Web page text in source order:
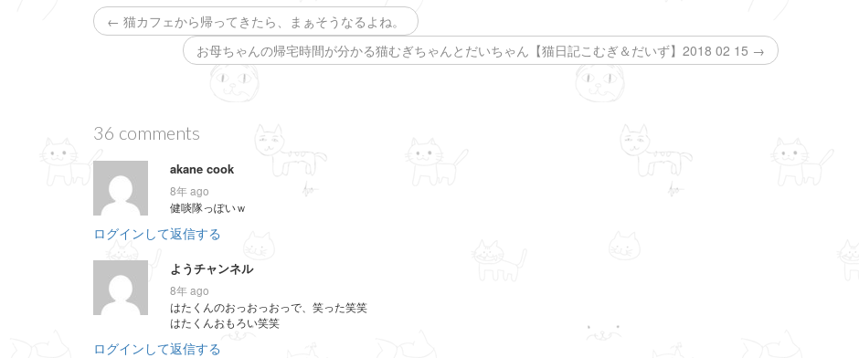
す
)
ウ
ィ
ン
す
)
← 猫カフェから帰ってきたら、まぁそうなるよね。
お母ちゃんの帰宅時間が分かる猫むぎちゃんとだいちゃん【猫日記こむぎ＆だいず】2018 02 15 →
36 comments
akane cook
8年 ago
健啖隊っぽいｗ
ログインして返信する
ようチャンネル
8年 ago
はたくんのおっおっおっで、笑った笑笑
はたくんおもろい笑笑
ログインして返信する